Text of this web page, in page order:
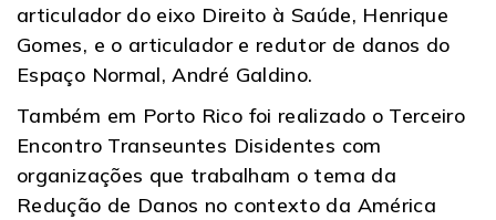
articulador do eixo Direito à Saúde, Henrique
Gomes, e o articulador e redutor de danos do
Espaço Normal, André Galdino.
Também em Porto Rico foi realizado o Terceiro
Encontro Transeuntes Disidentes com
organizações que trabalham o tema da
Redução de Danos no contexto da América